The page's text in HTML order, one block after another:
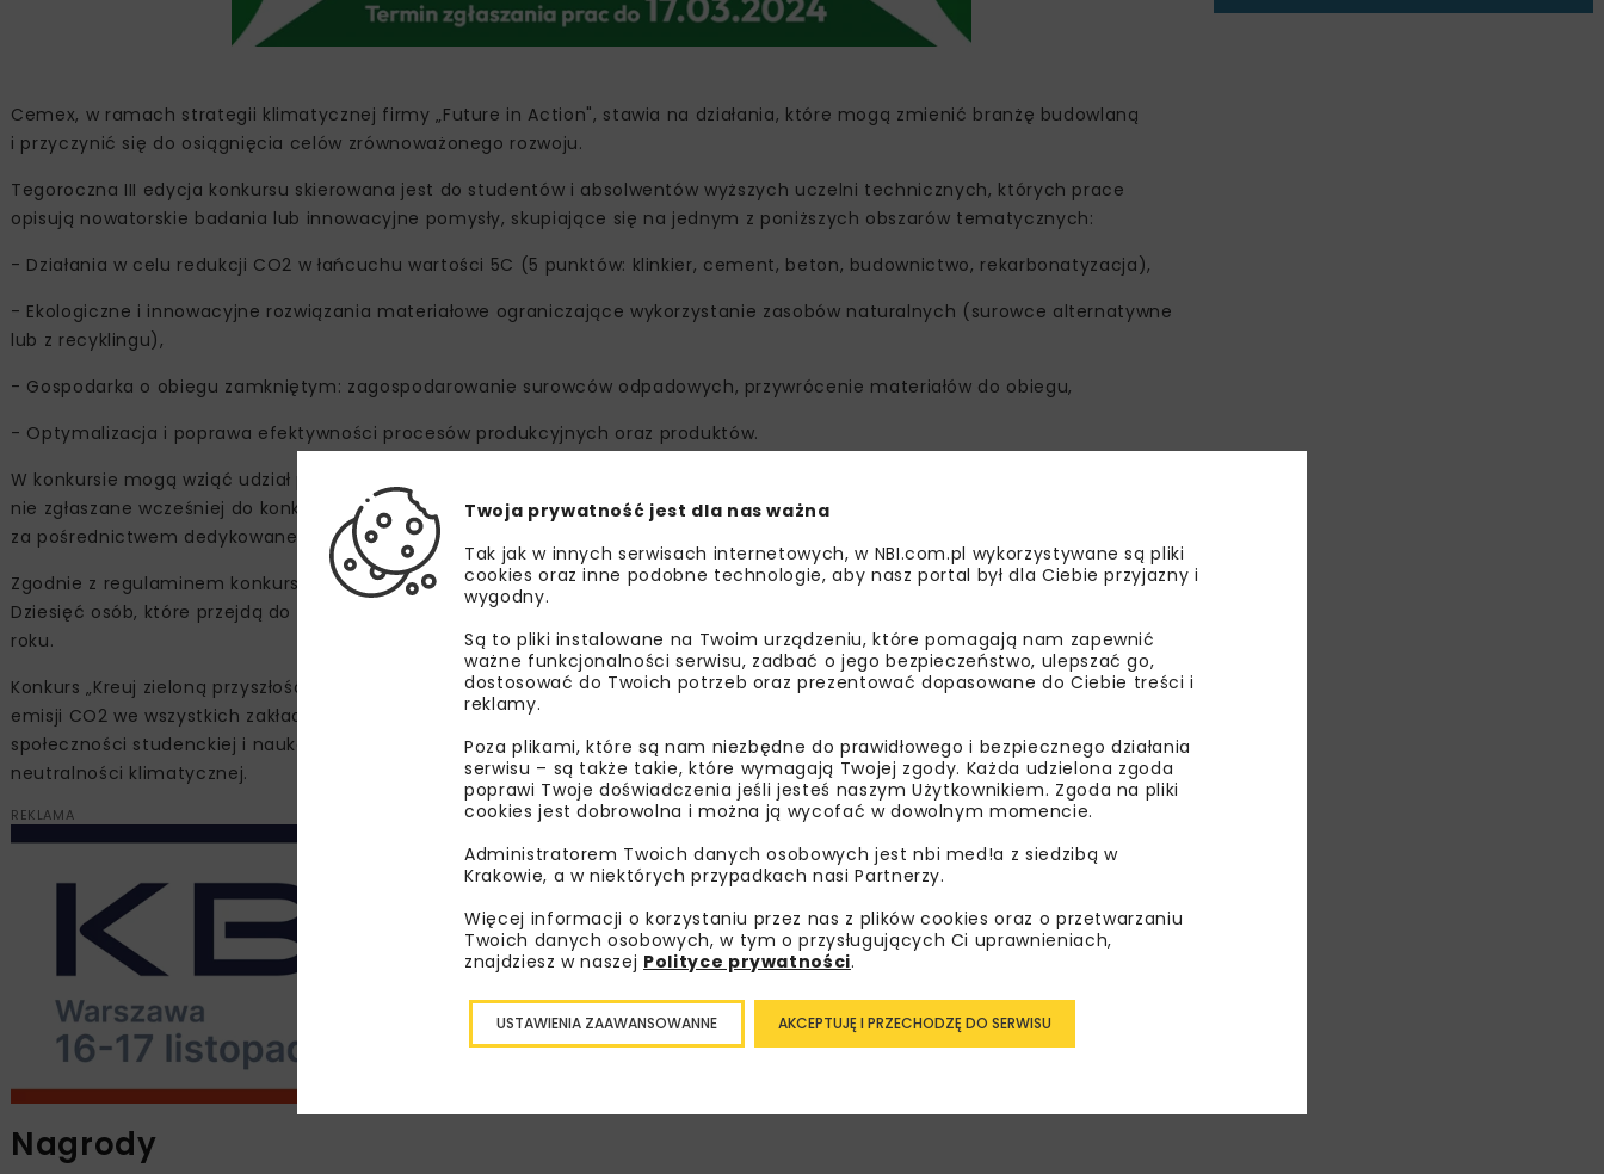
Cemex, w ramach strategii klimatycznej firmy „Future in Action", stawia na działania, które mogą zmienić branżę budowlaną
i przyczynić się do osiągnięcia celów zrównoważonego rozwoju.
Tegoroczna III edycja konkursu skierowana jest do studentów i absolwentów wyższych uczelni technicznych, których prace
opisują nowatorskie badania lub innowacyjne pomysły, skupiające się na jednym z poniższych obszarów tematycznych:
- Działania w celu redukcji CO2 w łańcuchu wartości 5C (5 punktów: klinkier, cement, beton, budownictwo, rekarbonatyzacja),
- Ekologiczne i innowacyjne rozwiązania materiałowe ograniczające wykorzystanie zasobów naturalnych (surowce alternatywne
lub z recyklingu),
- Gospodarka o obiegu zamkniętym: zagospodarowanie surowców odpadowych, przywrócenie materiałów do obiegu,
- Optymalizacja i poprawa efektywności procesów produkcyjnych oraz produktów.
W konkursie mogą wziąć udział prace licencjackie, inżynierskie, magisterskie i podyplomowe obronione od września 2022 roku,
nie zgłaszane wcześniej do konkursów organizowanych przez Cemex. Zainteresowani mogą przesyłać swoje prace do 17.03.2024 r.
za pośrednictwem dedykowanego formularza www.kreujzielonaprzyszlosc.pl.
Zgodnie z regulaminem konkursu, organizator do 30 kwietnia 2024 roku poinformuje uczestników o kwalifikacji do II etapu.
Dziesięć osób, które przejdą do kolejnego etapu, zaprezentuje swoje prace przed Jury i Kapitułą Konkursu do końca czerwca 2024
roku.
Konkurs „Kreuj zieloną przyszłość z Cemex" wpisuje się w globalną strategię firmy „Future in Action", której celem jest redukcja
emisji CO2 we wszystkich zakładach Cemex w Europie, o co najmniej 55% do 2030 roku. Jest także sposobem na zaangażowanie
społeczności studenckiej i naukowej w proces poszukiwania proekologicznych rozwiązań wspomagających osiągnięcie
neutralności klimatycznej.
REKLAMA
Nagrody
Twoja prywatność jest dla nas ważna
Tak jak w innych serwisach internetowych, w NBI.com.pl wykorzystywane są pliki
cookies oraz inne podobne technologie, aby nasz portal był dla Ciebie przyjazny i
wygodny.
Są to pliki instalowane na Twoim urządzeniu, które pomagają nam zapewnić
ważne funkcjonalności serwisu, zadbać o jego bezpieczeństwo, ulepszać go,
dostosować do Twoich potrzeb oraz prezentować dopasowane do Ciebie treści i
reklamy.
Poza plikami, które są nam niezbędne do prawidłowego i bezpiecznego działania
serwisu – są także takie, które wymagają Twojej zgody. Każda udzielona zgoda
poprawi Twoje doświadczenia jeśli jesteś naszym Użytkownikiem. Zgoda na pliki
cookies jest dobrowolna i można ją wycofać w dowolnym momencie.
Administratorem Twoich danych osobowych jest nbi med!a z siedzibą w
Krakowie, a w niektórych przypadkach nasi Partnerzy.
Więcej informacji o korzystaniu przez nas z plików cookies oraz o przetwarzaniu
Twoich danych osobowych, w tym o przysługujących Ci uprawnieniach,
znajdziesz w naszej Polityce prywatności.
AKCEPTUJĘ I PRZECHODZĘ DO SERWISU
USTAWIENIA ZAAWANSOWANNE